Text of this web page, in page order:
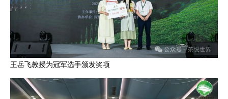
王岳飞教授为冠军选手颁发奖项